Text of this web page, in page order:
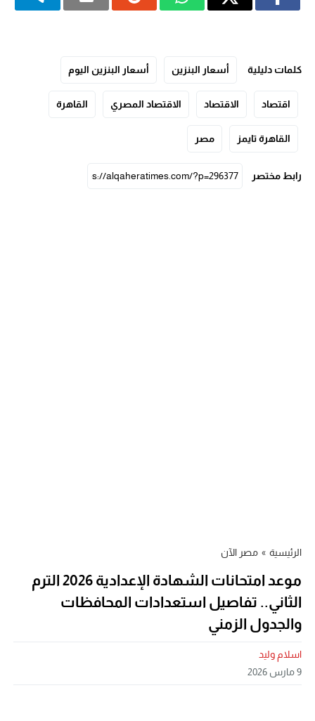
كلمات دليلية أسعار البنزين أسعار البنزين اليوم
اقتصاد الاقتصاد الاقتصاد المصري القاهرة
القاهرة تايمز مصر
رابط مختصر
الرئيسية » مصر الآن
موعد امتحانات الشهادة الإعدادية 2026 الترم
الثاني.. تفاصيل استعدادات المحافظات
والجدول الزمني
اسلام وليد
9 مارس 2026